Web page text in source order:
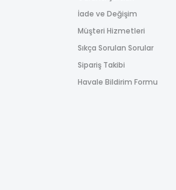
İade ve Değişim
Müşteri Hizmetleri
Sıkça Sorulan Sorular
Sipariş Takibi
Havale Bildirim Formu